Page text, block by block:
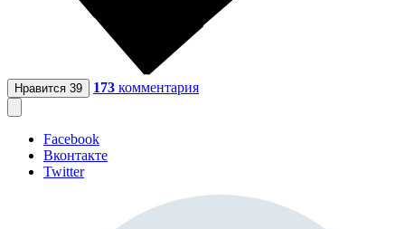
Нравится 39 173 комментария
Facebook
Вконтакте
Twitter